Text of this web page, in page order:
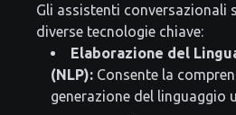
Gli assistenti conversazionali
diverse tecnologie chiave:
Elaborazione del
(NLP): Consente la
generazione del linguaggio